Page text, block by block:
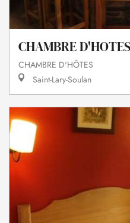
CHAMBRE
CHAMBRE D'HÔTES
Saint-Lary-Soulan